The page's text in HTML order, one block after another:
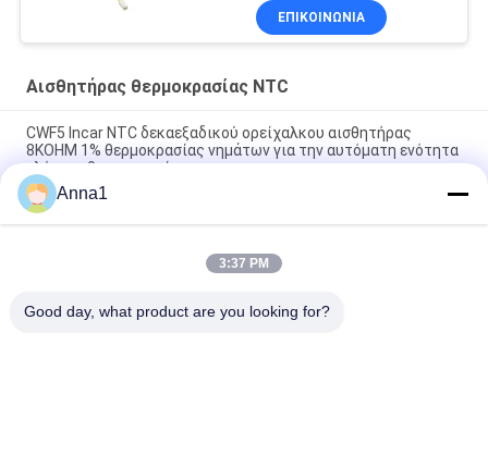
ΕΠΙΚΟΙΝΩΝΊΑ
Αισθητήρας θερμοκρασίας NTC
CWF5 Incar NTC δεκαεξαδικού ορείχαλκου αισθητήρας
8KOHM 1% θερμοκρασίας νημάτων για την αυτόματη ενότητα
ελέγχου θερμοκρασίας
PT101 Προσαρμοσμένος αισθητήρας θερμοκρασίας NTC είναι
κατάλληλος για έξυπνα σπίτια
Αισθητήρας θερμοκρασίας PT100 NTC είναι κατάλληλος για
Anna1
3:37 PM
Good day, what product are you looking for?